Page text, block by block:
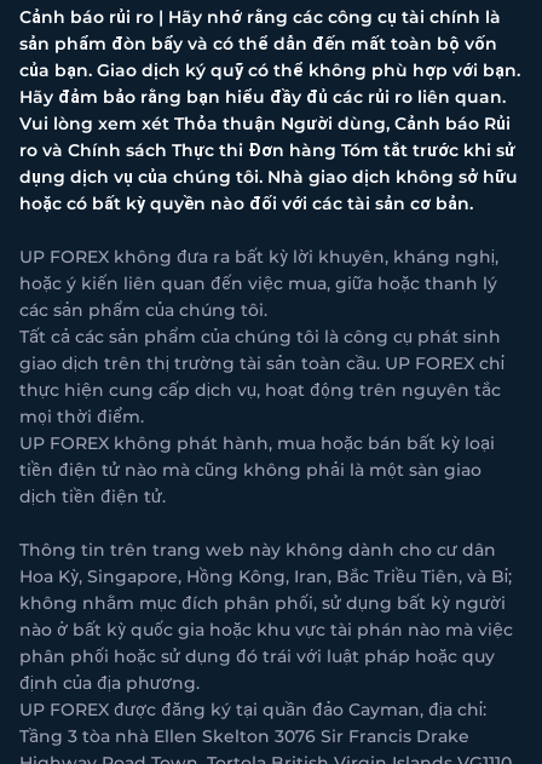
Cảnh báo rủi ro | Hãy nhớ rằng các công cụ tài chính là
sản phẩm đòn bẩy và có thể dẫn đến mất toàn bộ vốn
của bạn. Giao dịch ký quỹ có thể không phù hợp với bạn.
Hãy đảm bảo rằng bạn hiểu đầy đủ các rủi ro liên quan.
Vui lòng xem xét Thỏa thuận Người dùng, Cảnh báo Rủi
ro và Chính sách Thực thi Đơn hàng Tóm tắt trước khi sử
dụng dịch vụ của chúng tôi. Nhà giao dịch không sở hữu
hoặc có bất kỳ quyền nào đối với các tài sản cơ bản.
UP FOREX không đưa ra bất kỳ lời khuyên, kháng nghị,
hoặc ý kiến liên quan đến việc mua, giữa hoặc thanh lý
các sản phẩm của chúng tôi.
Tất cả các sản phẩm của chúng tôi là công cụ phát sinh
giao dịch trên thị trường tài sản toàn cầu. UP FOREX chỉ
thực hiện cung cấp dịch vụ, hoạt động trên nguyên tắc
mọi thời điểm.
UP FOREX không phát hành, mua hoặc bán bất kỳ loại
tiền điện tử nào mà cũng không phải là một sàn giao
dịch tiền điện tử.
Thông tin trên trang web này không dành cho cư dân
Hoa Kỳ, Singapore, Hồng Kông, Iran, Bắc Triều Tiên, và Bỉ;
không nhằm mục đích phân phối, sử dụng bất kỳ người
nào ở bất kỳ quốc gia hoặc khu vực tài phán nào mà việc
phân phối hoặc sử dụng đó trái với luật pháp hoặc quy
định của địa phương.
UP FOREX được đăng ký tại quần đảo Cayman, địa chỉ:
Tầng 3 tòa nhà Ellen Skelton 3076 Sir Francis Drake